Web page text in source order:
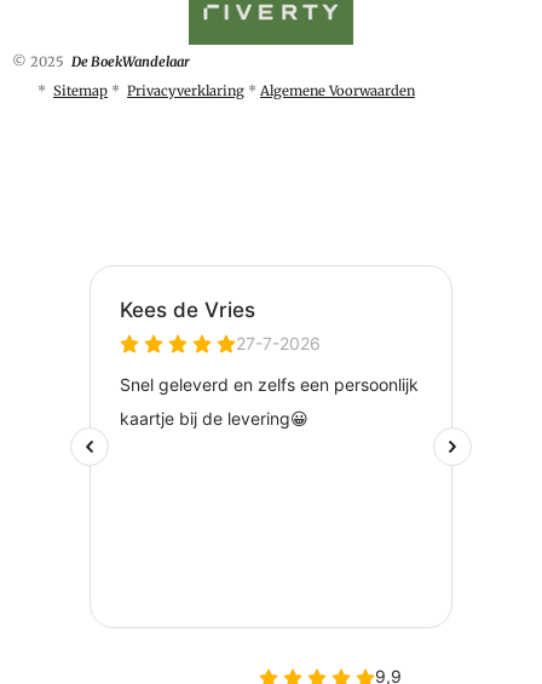
© 2025 De BoekWandelaar
* Sitemap * Privacyverklaring * Algemene Voorwaarden